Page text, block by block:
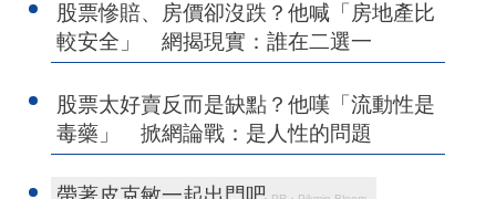
股票慘賠、房價卻沒跌？他喊「房地產比
較安全」 網揭現實：誰在二選一
股票太好賣反而是缺點？他嘆「流動性是
毒藥」 掀網論戰：是人性的問題